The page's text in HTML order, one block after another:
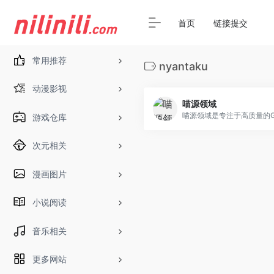
常用推荐
动漫影视
游戏仓库
次元相关
漫画图片
小说阅读
音乐相关
更多网站
首页 链接提交
nyantaku
喵源领域